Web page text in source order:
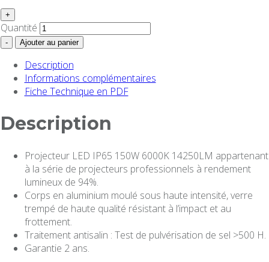
+
Quantité
- Ajouter au panier
Description
Informations complémentaires
Fiche Technique en PDF
Description
Projecteur LED IP65 150W 6000K 14250LM appartenant
à la série de projecteurs professionnels à rendement
lumineux de 94%.
Corps en aluminium moulé sous haute intensité, verre
trempé de haute qualité résistant à l’impact et au
frottement.
Traitement antisalin : Test de pulvérisation de sel >500 H.
Garantie 2 ans.